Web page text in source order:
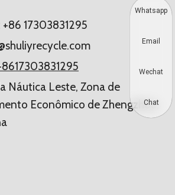
17303831295
Náutica Leste, Zona de
Econômico de Zhengzhou,
Whatsapp
Email
Wechat
Chat